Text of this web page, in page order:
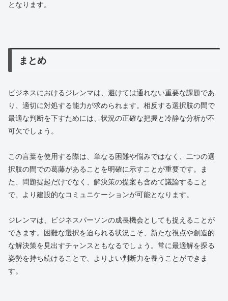
となります。
まとめ
ビジネスにおけるジレンマは、避けては通れない重要な課題であ
り、適切に対処する能力が求められます。相反する選択肢の間で
最適な判断を下すためには、状況の正確な把握と冷静な分析が不
可欠でしょう。
この言葉を使用する際は、単なる困難や悩みではなく、二つの選
択肢の間での葛藤があることを明確に示すことが重要です。ま
た、問題提起だけでなく、解決策の提案も含めて議論すること
で、より建設的なコミュニケーションが可能となります。
ジレンマは、ビジネスパーソンの成長機会としても捉えることが
できます。困難な選択を迫られる状況こそ、新たな視点や創造的
な解決策を見出すチャンスともなるでしょう。常に最適解を探る
姿勢を持ち続けることで、よりよい判断力を養うことができま
す。